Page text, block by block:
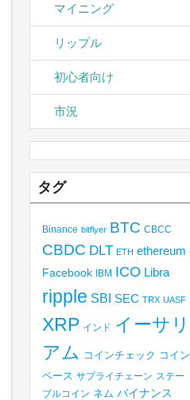
マイニング
リップル
初心者向け
市況
タグ
Binance bitflyer BTC CBCC
CBDC DLT ETH ethereum
Facebook IBM ICO Libra
ripple SBI SEC TRX UASF
XRP インド イーサリ
アム コインチェック コイン
ベース サプライチェーン ステー
ブルコイン ネム バイナンス